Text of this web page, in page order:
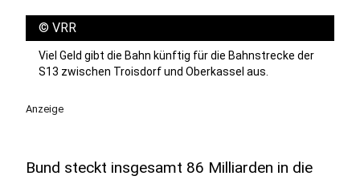
© VRR
Viel Geld gibt die Bahn künftig für die Bahnstrecke der
S13 zwischen Troisdorf und Oberkassel aus.
Anzeige
Bund steckt insgesamt 86 Milliarden in die